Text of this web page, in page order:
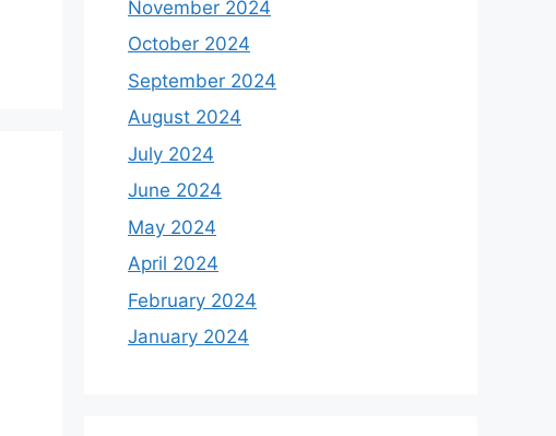
November 2024
October 2024
September 2024
August 2024
July 2024
June 2024
May 2024
April 2024
February 2024
January 2024